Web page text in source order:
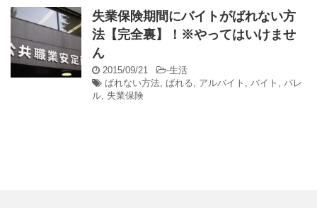
失業保険期間にバイトがばれない方
法【完全裏】！※やってはいけませ
ん
2015/09/21 -生活
ばれない方法, ばれる, アルバイト , バイト , バレ
ル, 失業保険